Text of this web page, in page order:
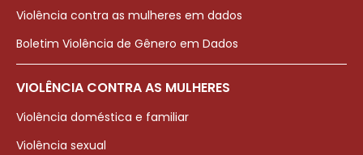
Violência contra as mulheres em dados
Boletim Violência de Gênero em Dados
VIOLÊNCIA CONTRA AS MULHERES
Violência doméstica e familiar
Violência sexual